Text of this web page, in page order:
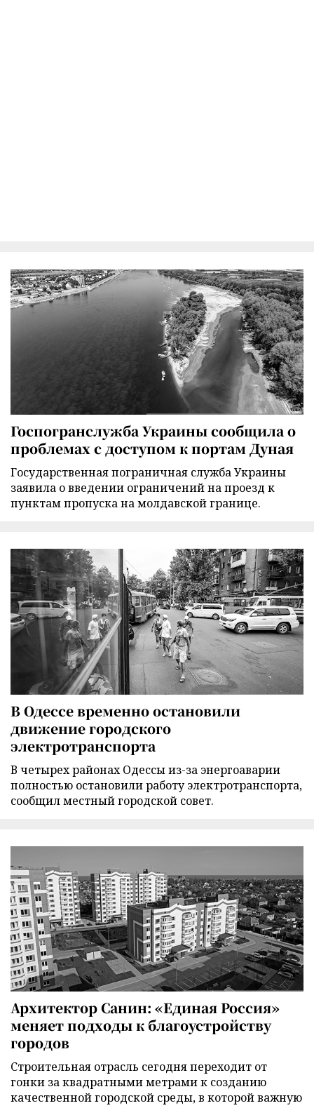
Госпогранслужба Украины сообщила о
проблемах с доступом к портам Дуная
Государственная пограничная служба Украины
заявила о введении ограничений на проезд к
пунктам пропуска на молдавской границе.
В Одессе временно остановили
движение городского
электротранспорта
В четырех районах Одессы из-за энергоаварии
полностью остановили работу электротранспорта,
сообщил местный городской совет.
Архитектор Санин: «Единая Россия»
меняет подходы к благоустройству
городов
Строительная отрасль сегодня переходит от
гонки за квадратными метрами к созданию
качественной городской среды, в которой важную